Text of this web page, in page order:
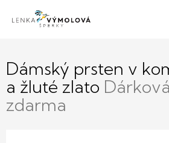
Dámský prsten v
a žluté zlato
zdarma